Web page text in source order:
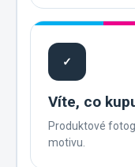
✓
Víte, co
Produktové
motivu.